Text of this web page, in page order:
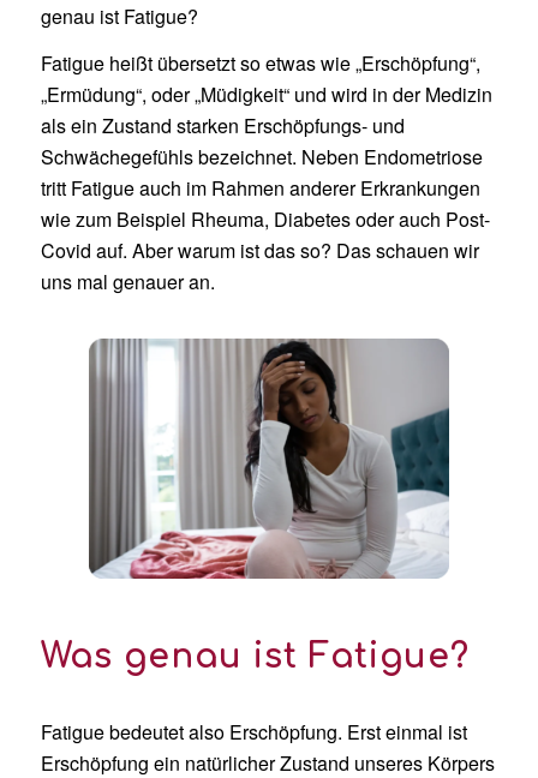
genau ist Fatigue?
Fatigue heißt übersetzt so etwas wie „Erschöpfung“,
„Ermüdung“, oder „Müdigkeit“ und wird in der Medizin
als ein Zustand starken Erschöpfungs- und
Schwächegefühls bezeichnet. Neben Endometriose
tritt Fatigue auch im Rahmen anderer Erkrankungen
wie zum Beispiel Rheuma, Diabetes oder auch Post-
Covid auf. Aber warum ist das so? Das schauen wir
uns mal genauer an.
Was genau ist Fatigue?
Fatigue bedeutet also Erschöpfung. Erst einmal ist
Erschöpfung ein natürlicher Zustand unseres Körpers